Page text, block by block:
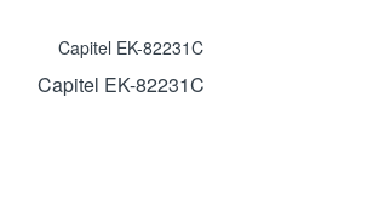
Capitel EK-82231C